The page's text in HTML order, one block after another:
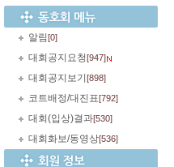
알림[0]
대회공지요청[947]
대회공지보기 [898]
코트배정/대진표[792]
대회(입상)결과[530]
대회화보/동영상[536]